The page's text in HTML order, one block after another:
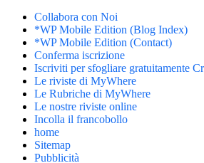
Collabora con Noi
*WP Mobile Edition (Blog Index)
*WP Mobile Edition (Contact)
Conferma iscrizione
Iscriviti per sfogliare gratuitamente
Le riviste di MyWhere
Le Rubriche di MyWhere
Le nostre riviste online
Incolla il francobollo
home
Sitemap
Pubblicità